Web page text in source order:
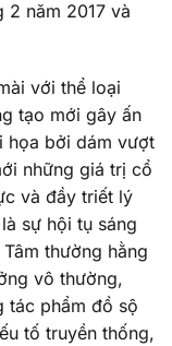
2 năm 2017 và
với thể loại
tạo mới gây ấn
họa bởi dám vượt
những giá trị cổ
và đầy triết lý
sự hội tụ sáng
thường hằng
vô thường,
tác phẩm đồ sộ
tố truyền thống,